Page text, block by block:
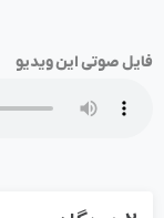
صوتی این ویدیو